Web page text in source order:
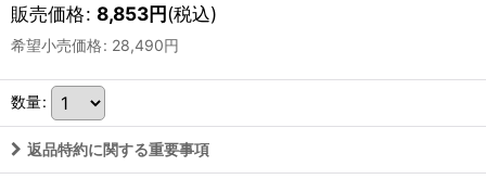
販売価格: 8,853円(税込)
希望小売価格: 28,490円
数量:
返品特約に関する重要事項